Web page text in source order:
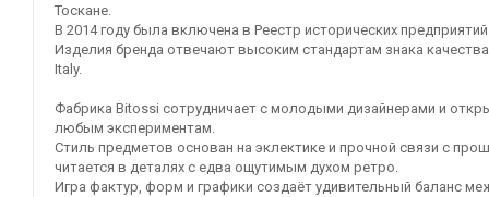
Тоскане.
В 2014 году была включена в Реестр исторических
Изделия бренда отвечают высоким стандартам знака
Italy.
Фабрика Bitossi сотрудничает с молодыми дизайнерами и
любым экспериментам.
Стиль предметов основан на эклектике и прочной связи с
читается в деталях с едва ощутимым духом ретро.
Игра фактур, форм и графики создаёт удивительный баланс